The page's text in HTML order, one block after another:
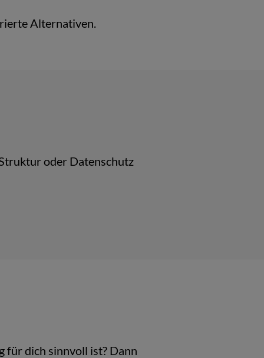
Alternativen.
oder Datenschutz
für dich sinnvoll ist? Dann